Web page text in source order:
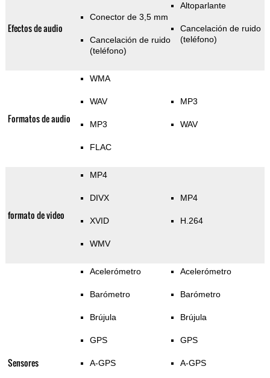
Efectos de audio
Conector de 3,5 mm
Cancelación de ruido
(teléfono)
Altoparlante
Cancelación de ruido
(teléfono)
Formatos de audio
WMA
WAV
MP3
FLAC
MP3
WAV
formato de video
MP4
DIVX
XVID
WMV
MP4
H.264
Sensores
Acelerómetro
Barómetro
Brújula
GPS
A-GPS
Acelerómetro
Barómetro
Brújula
GPS
A-GPS